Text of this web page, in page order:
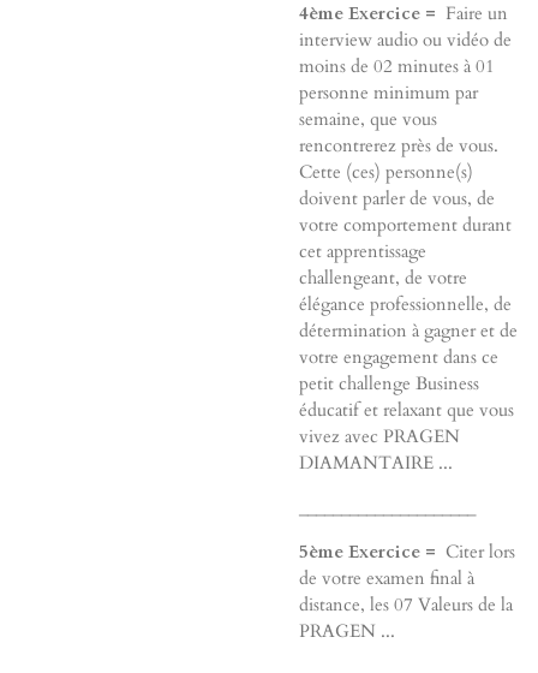
4ème Exercice = Faire un
interview audio ou vidéo de
moins de 02 minutes à 01
personne minimum par
semaine, que vous
rencontrerez près de vous.
Cette (ces) personne(s)
doivent parler de vous, de
votre comportement durant
cet apprentissage
challengeant, de votre
élégance professionnelle, de
détermination à gagner et de
votre engagement dans ce
petit challenge Business
éducatif et relaxant que vous
vivez avec PRAGEN
DIAMANTAIRE ...
5ème Exercice = Citer lors
de votre examen final à
distance, les 07 Valeurs de la
PRAGEN ...